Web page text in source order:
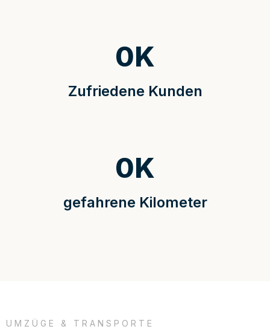
Zufriedene Kunden
0K
gefahrene Kilometer
0K
UMZÜGE & TRANSPORTE